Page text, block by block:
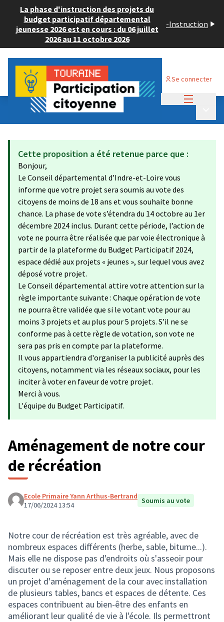
La phase d'instruction des projets du
budget participatif départemental
jeunesse 2026 est en cours : du 06 juillet
2026 au 11 octobre 2026
-Instruction
Se connecter
Budget Participatif JEUNESSE 2024
💡 Consulter les projets déposés
Cette proposition a été retenue parce que :
Bonjour,
Le Conseil départemental d’Indre-et-Loire vous
informe que votre projet sera soumis au vote des
citoyens de moins de 18 ans et vous souhaite bonne
chance. La phase de vote s’étendra du 14 octobre au 1er
décembre 2024 inclus. Durant cette période, l’action de
vote ne pourra être réalisée que par voie électronique à
partir de la plateforme du Budget Participatif 2024,
espace dédié aux projets « jeunes », sur lequel vous avez
déposé votre projet.
Le Conseil départemental attire votre attention sur la
règle importante suivante : Chaque opération de vote
ne pourra être validée que si le votant vote pour au
moins 3 projets et au plus pour 5 projets. S’il ne se
conforme pas à cette règle de votation, son vote ne
sera pas pris en compte par la plateforme.
Il vous appartiendra d'organiser la publicité auprès des
citoyens, notamment via les réseaux sociaux, pour les
inciter à voter en faveur de votre projet.
Merci à vous.
L'équipe du Budget Participatif.
Aménagement de notre cour
de récréation
Ecole Primaire Yann Arthus-Bertrand
17/06/2024 13:54
Soumis au vote
Notre cour de récréation est très agréable, avec de
nombreux espaces différents (herbe, sable, bitume...).
Mais elle ne dispose pas d'endroits où s'asseoir pour
discuter ou se reposer entre deux jeux. Nous proposons
un projet d'aménagement de la cour avec installation
de plusieurs tables, bancs et espaces de détente. Ces
espaces contribuent au bien-être des enfants en
améliorant leur qualité de vie à l'école. Ils permettront